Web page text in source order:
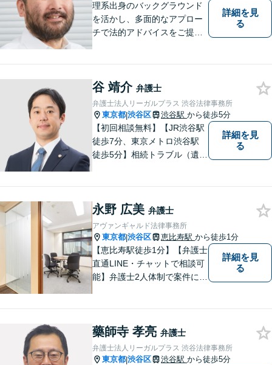
理系出身のバックグラウンド
を活かし、多面的なアプロー
チで法的アドバイスをご提供
詳細を見
る
谷 靖介 弁護士
弁護士法人リーガルプラス 渋谷法律事務所
東京都|渋谷区 渋谷駅 から徒歩5分
【初回相談無料】【JR渋谷駅
徒歩7分、東京メトロ渋谷駅
徒歩5分】相続トラブル（遺産
います。
詳細を見
る
永野 広美 弁護士
アヴァンギャルド法律事務所
東京都|渋谷区 恵比寿駅 から徒歩1分
【恵比寿駅徒歩1分】【弁護士
直通LINE・チャットで相談可
能】弁護士2人体制で案件に取
最適な解決策を提案【年中無
休・早朝夜間対応可能（要予
約）】
詳細を見
る
藥師寺 孝亮 弁護士
弁護士法人リーガルプラス 渋谷法律事務所
東京都|渋谷区 渋谷駅 から徒歩5分